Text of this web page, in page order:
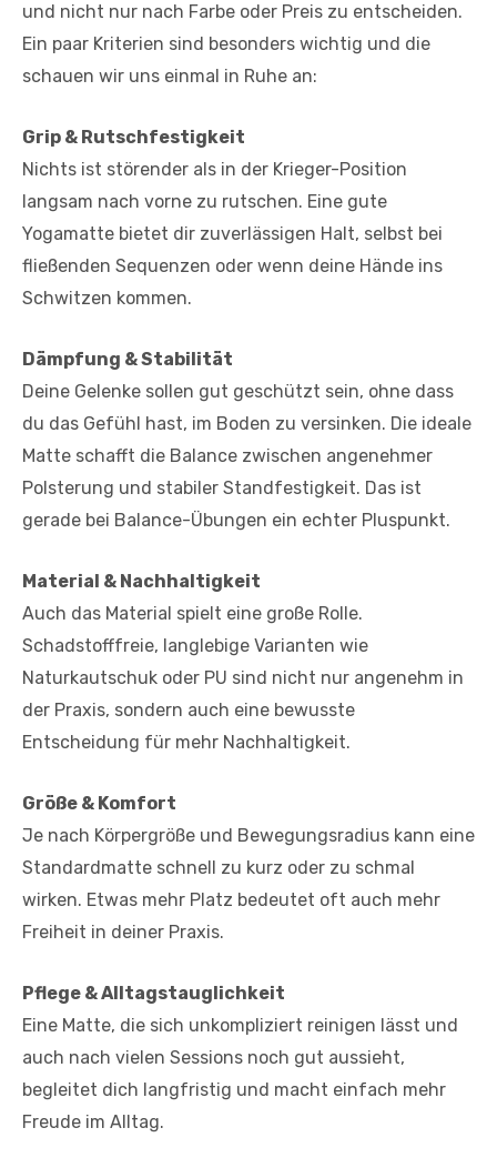
und nicht nur nach Farbe oder Preis zu entscheiden.
Ein paar Kriterien sind besonders wichtig und die
schauen wir uns einmal in Ruhe an:
Grip & Rutschfestigkeit
Nichts ist störender als in der Krieger-Position
langsam nach vorne zu rutschen. Eine gute
Yogamatte bietet dir zuverlässigen Halt, selbst bei
fließenden Sequenzen oder wenn deine Hände ins
Schwitzen kommen.
Dämpfung & Stabilität
Deine Gelenke sollen gut geschützt sein, ohne dass
du das Gefühl hast, im Boden zu versinken. Die ideale
Matte schafft die Balance zwischen angenehmer
Polsterung und stabiler Standfestigkeit. Das ist
gerade bei Balance-Übungen ein echter Pluspunkt.
Material & Nachhaltigkeit
Auch das Material spielt eine große Rolle.
Schadstofffreie, langlebige Varianten wie
Naturkautschuk oder PU sind nicht nur angenehm in
der Praxis, sondern auch eine bewusste
Entscheidung für mehr Nachhaltigkeit.
Größe & Komfort
Je nach Körpergröße und Bewegungsradius kann eine
Standardmatte schnell zu kurz oder zu schmal
wirken. Etwas mehr Platz bedeutet oft auch mehr
Freiheit in deiner Praxis.
Pflege & Alltagstauglichkeit
Eine Matte, die sich unkompliziert reinigen lässt und
auch nach vielen Sessions noch gut aussieht,
begleitet dich langfristig und macht einfach mehr
Freude im Alltag.